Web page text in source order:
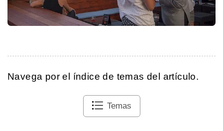
Navega por el índice de temas del artículo.
Temas